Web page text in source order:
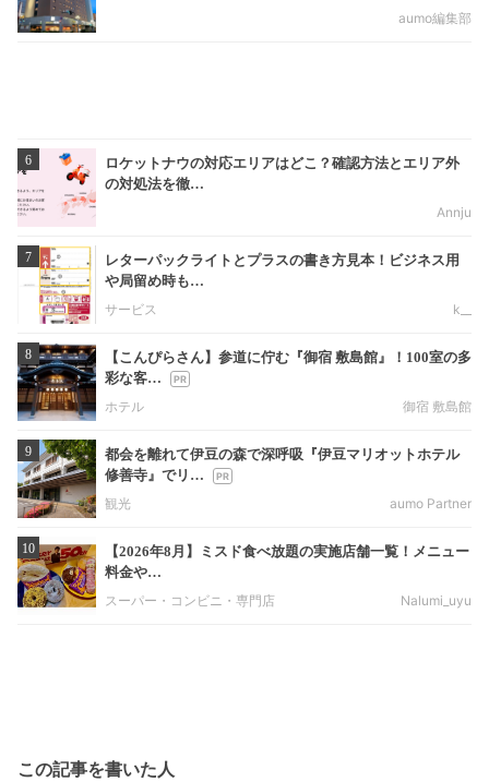
aumo編集部
6
ロケットナウの対応エリアはどこ？確認方法とエリア外
の対処法を徹…
Annju
7
レターパックライトとプラスの書き方見本！ビジネス用
や局留め時も…
サービス
k__
8
【こんぴらさん】参道に佇む『御宿 敷島館』！100室の多
彩な客…
ホテル
御宿 敷島館
9
都会を離れて伊豆の森で深呼吸『伊豆マリオットホテル
修善寺』でリ…
観光
aumo Partner
10
【2026年8月】ミスド食べ放題の実施店舗一覧！メニュー
料金や…
スーパー・コンビニ・専門店
Nalumi_uyu
この記事を書いた人